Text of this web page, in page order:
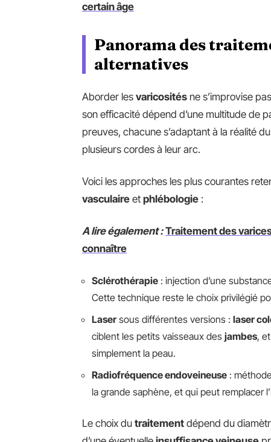
certain âge
Panorama des
alternatives
Aborder les varicosités ne s’improvise
son efficacité dépend d’une multitude de
preuves, chacune s’adaptant à la réalité
plusieurs cordes à leur arc.
Voici les approches les plus courantes
vasculaire et phlébologie :
A lire également : Traitement des
connaître
Sclérothérapie : injection d’une
Cette technique reste le choix privilégié
Laser sous différentes versions : laser
ciblent les petits vaisseaux des jambes,
simplement la peau.
Radiofréquence endoveineuse :
la grande saphène, et qui peut remplacer
Le choix du traitement dépend du